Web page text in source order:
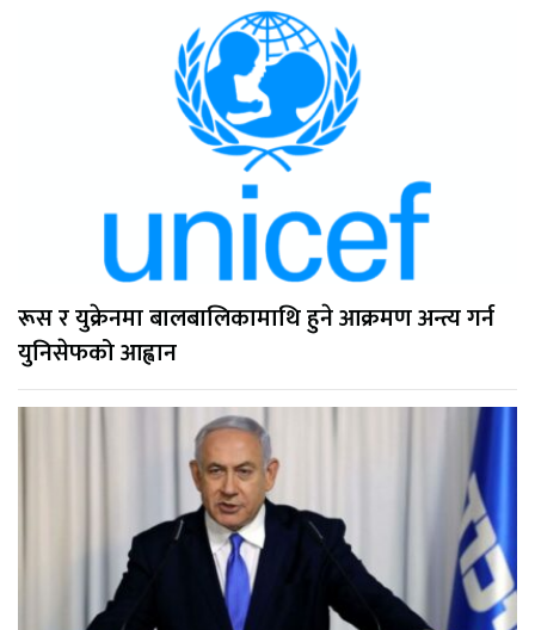
रूस र युक्रेनमा बालबालिकामाथि हुने आक्रमण अन्त्य गर्न
युनिसेफको आह्वान